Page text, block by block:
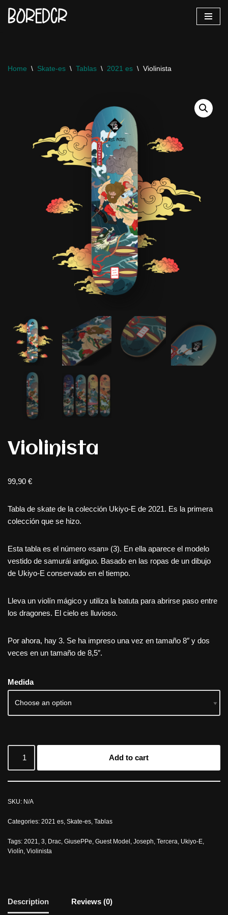
Home \ Skate-es \ Tablas \ 2021 es \ Violinista
Violinista
99,90 €
Tabla de skate de la colección Ukiyo-E de 2021. Es la primera
colección que se hizo.
Esta tabla es el número «san» (3). En ella aparece el modelo
vestido de samurái antiguo. Basado en las ropas de un dibujo
de Ukiyo-E conservado en el tiempo.
Lleva un violín mágico y utiliza la batuta para abrirse paso entre
los dragones. El cielo es lluvioso.
Por ahora, hay 3. Se ha impreso una vez en tamaño 8″ y dos
veces en un tamaño de 8,5″.
Medida
Add to cart
SKU: N/A
Categories: 2021 es Skate-es Tablas
Tags: 2021 3 Drac GiusePPe Guest Model Joseph Tercera Ukiyo-E
Violín Violinista
Description Reviews (0)